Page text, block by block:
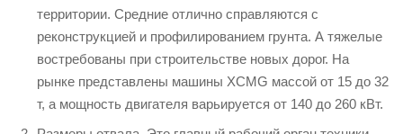
территории. Средние отлично справляются с
реконструкцией и профилированием грунта. А тяжелые
востребованы при строительстве новых дорог. На
рынке представлены машины XCMG массой от 15 до 32
т, а мощность двигателя варьируется от 140 до 260 кВт.